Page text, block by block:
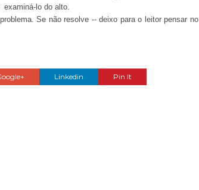
examiná-lo do alto.
Se não resolve -- deixo para o leitor pensar no
Linkedin Pin It